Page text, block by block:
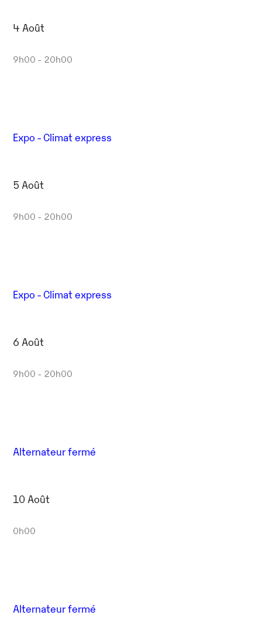
4 Août
9h00 - 20h00
Expo - Climat express
5 Août
9h00 - 20h00
Expo - Climat express
6 Août
9h00 - 20h00
Alternateur fermé
10 Août
0h00
Alternateur fermé